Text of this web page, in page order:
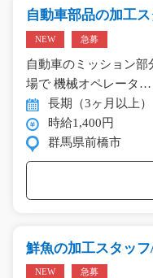
自動車部品の加工
NEW 急募
自動車のミッション
場で 機械オペレータ…
長期（3ヶ月以上）
時給1,400円
群馬県前橋市
鮮魚の加工スタッ
NEW 急募